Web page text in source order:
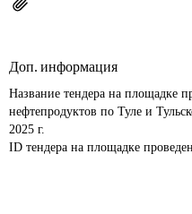
Доп. информация
Название тендера на площадке
нефтепродуктов по Туле и
2025 г.
ID тендера на площадке